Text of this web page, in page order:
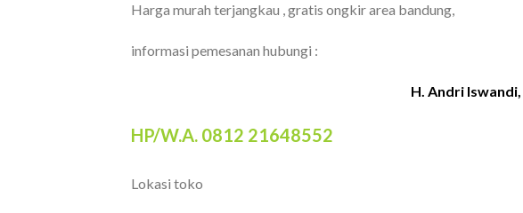
Harga murah terjangkau , gratis ongkir area bandung,
informasi pemesanan hubungi :
H. Andri Iswandi,
HP/W.A. 0812 21648552
Lokasi toko